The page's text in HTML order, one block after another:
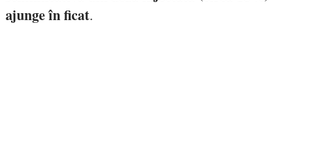
ajunge în ficat.